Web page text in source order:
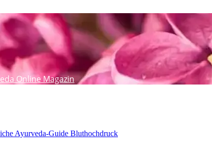
Online Magazin
Ayurveda-Guide Bluthochdruck